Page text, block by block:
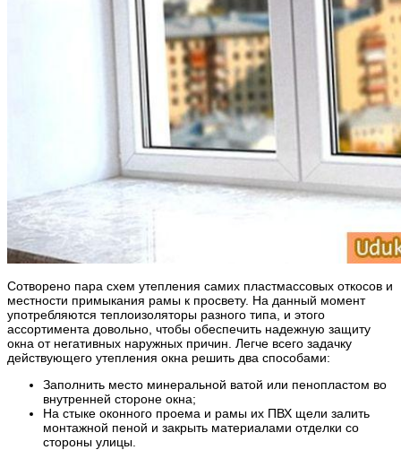
Сотворено пара схем утепления самих пластмассовых откосов и
местности примыкания рамы к просвету. На данный момент
употребляются теплоизоляторы разного типа, и этого
ассортимента довольно, чтобы обеспечить надежную защиту
окна от негативных наружных причин. Легче всего задачку
действующего утепления окна решить два способами:
Заполнить место минеральной ватой или пенопластом во
внутренней стороне окна;
На стыке оконного проема и рамы их ПВХ щели залить
монтажной пеной и закрыть материалами отделки со
стороны улицы.